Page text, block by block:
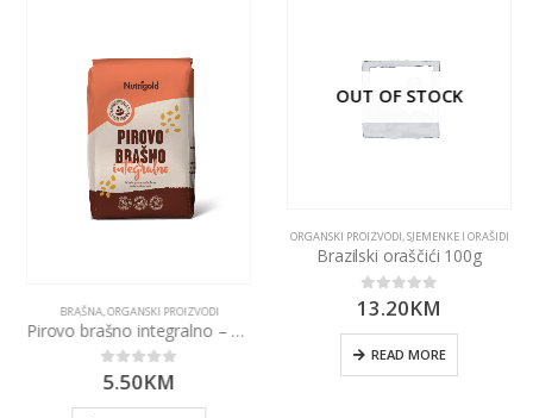
BRAŠNA, ORGANSKI PROIZVODI
Pirovo brašno integralno – 1000g Nutrigold
0out of 5
5.50KM
OUT OF STOCK
ORGANSKI PROIZVODI,SJEMENKE I ORAŠIDI
Brazilski oraščići 100g
0 out of 5
13.20KM
READ MORE